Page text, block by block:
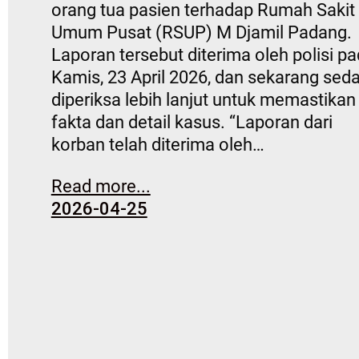
orang tua pasien terhadap Rumah Sakit
Umum Pusat (RSUP) M Djamil Padang.
Laporan tersebut diterima oleh polisi
Kamis, 23 April 2026, dan sekarang
diperiksa lebih lanjut untuk memastikan
fakta dan detail kasus. “Laporan dari
korban telah diterima oleh…
Read more...
2026-04-25